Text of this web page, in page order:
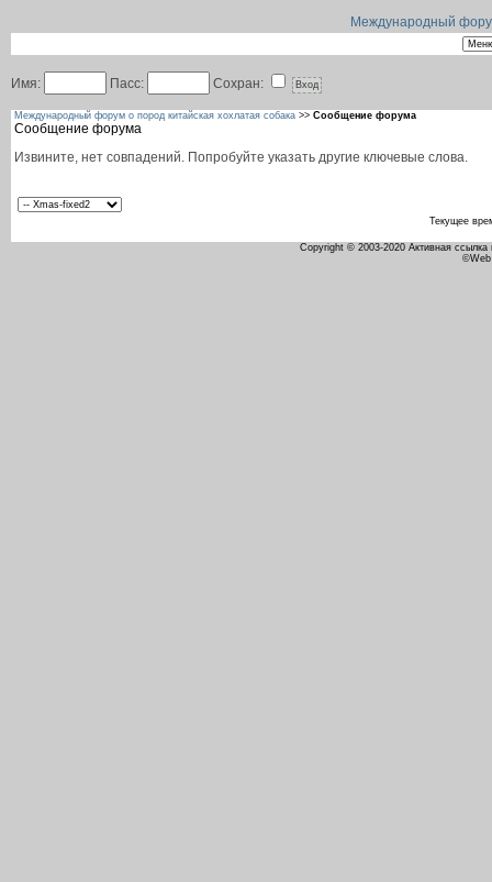
Международный
Имя: Пасс: Сохран:
Международный форум о пород китайская хохлатая собака >> Сообщение форума
Сообщение форума
Извините, нет совпадений. Попробуйте указать другие ключевые слова.
Текущее
Copyright © 2003-2020 Активная ссылка